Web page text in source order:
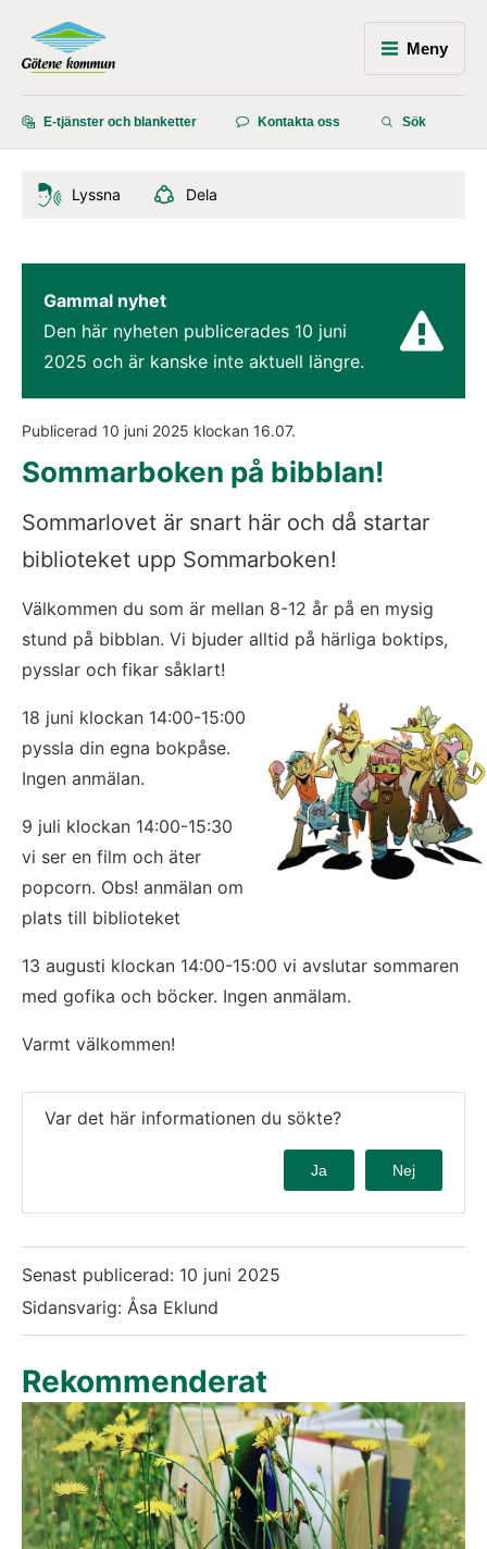
Meny
E-tjänster och blanketter Kontakta oss Sök
Lyssna Dela
Gammal nyhet
Den här nyheten publicerades 10 juni
2025 och är kanske inte aktuell längre.
Publicerad 10 juni 2025 klockan 16.07.
Sommarboken på bibblan!
Sommarlovet är snart här och då startar
biblioteket upp Sommarboken!
Välkommen du som är mellan 8-12 år på en mysig
stund på bibblan. Vi bjuder alltid på härliga boktips,
pysslar och fikar såklart!
18 juni klockan 14:00-15:00
pyssla din egna bokpåse.
Ingen anmälan.
9 juli klockan 14:00-15:30
vi ser en film och äter
popcorn. Obs! anmälan om
plats till biblioteket
13 augusti klockan 14:00-15:00 vi avslutar sommaren
med gofika och böcker. Ingen anmälam.
Varmt välkommen!
Var det här informationen du sökte?
Ja Nej
Senast publicerad: 10 juni 2025
Sidansvarig: Åsa Eklund
Rekommenderat